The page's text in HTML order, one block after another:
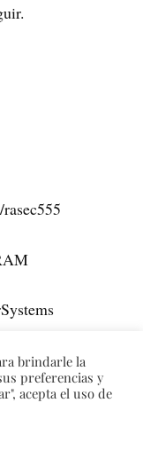
brindarle la
preferencias y
acepta el uso de